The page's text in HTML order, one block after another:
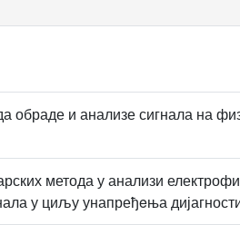
обраде и анализе сигнала на
метода у анализи
у циљу унапређeња